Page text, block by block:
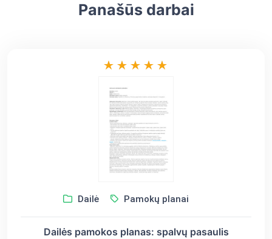
Panašūs darbai
Dailė Pamokų planai
Dailės pamokos planas: spalvų pasaulis